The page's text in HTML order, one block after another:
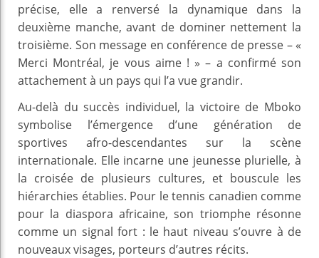
précise, elle a renversé la dynamique dans la
deuxième manche, avant de dominer nettement la
troisième. Son message en conférence de presse – «
Merci Montréal, je vous aime ! » – a confirmé son
attachement à un pays qui l’a vue grandir.
Au-delà du succès individuel, la victoire de Mboko
symbolise l’émergence d’une génération de
sportives afro-descendantes sur la scène
internationale. Elle incarne une jeunesse plurielle, à
la croisée de plusieurs cultures, et bouscule les
hiérarchies établies. Pour le tennis canadien comme
pour la diaspora africaine, son triomphe résonne
comme un signal fort : le haut niveau s’ouvre à de
nouveaux visages, porteurs d’autres récits.